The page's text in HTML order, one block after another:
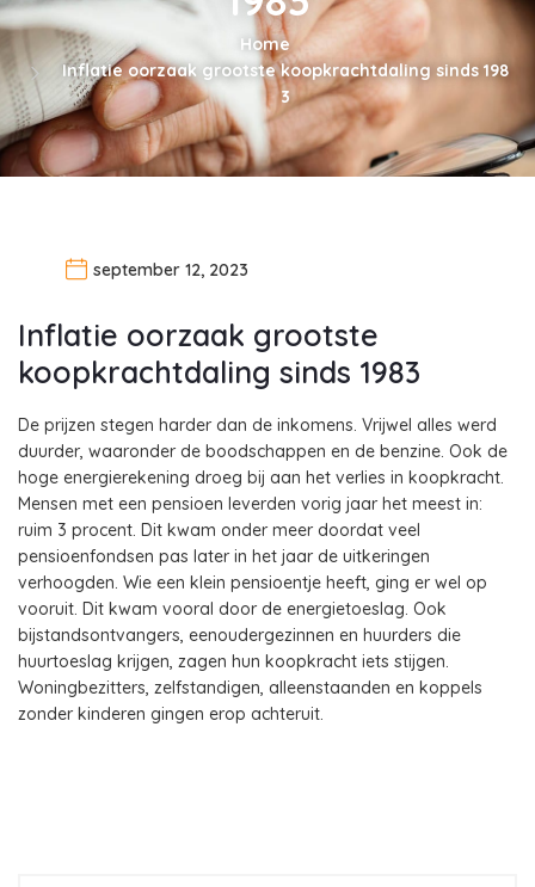
Home
Inflatie oorzaak grootste koopkrachtdaling sinds 198
3
september 12, 2023
Inflatie oorzaak grootste
koopkrachtdaling sinds 1983
De prijzen stegen harder dan de inkomens. Vrijwel alles werd
duurder, waaronder de boodschappen en de benzine. Ook de
hoge energierekening droeg bij aan het verlies in koopkracht.
Mensen met een pensioen leverden vorig jaar het meest in:
ruim 3 procent. Dit kwam onder meer doordat veel
pensioenfondsen pas later in het jaar de uitkeringen
verhoogden. Wie een klein pensioentje heeft, ging er wel op
vooruit. Dit kwam vooral door de energietoeslag. Ook
bijstandsontvangers, eenoudergezinnen en huurders die
huurtoeslag krijgen, zagen hun koopkracht iets stijgen.
Woningbezitters, zelfstandigen, alleenstaanden en koppels
zonder kinderen gingen erop achteruit.